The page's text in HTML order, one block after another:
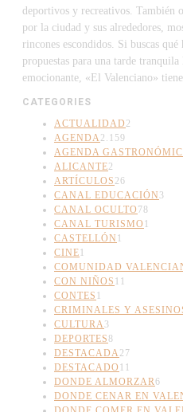
deportivos y recreativos. También
por la ciudad y sus alrededores,
rincones escondidos. Si buscas qué
propuestas para una tarde tranquila
emocionante, «El Valenciano»
CATEGORIES
ACTUALIDAD 2
AGENDA2.159
AGENDA
ALICANTE2
ARTÍCULOS 26
CANAL EDUCACIÓN 3
CANAL OCULTO 78
CANAL TURISMO 1
CASTELLÓN 1
CINE1
COMUNIDAD
CON NIÑOS 11
CONTES 1
CRIMINALES Y
CULTURA3
DEPORTES8
DESTACADA27
DESTACADO 11
DONDE ALMORZAR6
DONDE CENAR EN